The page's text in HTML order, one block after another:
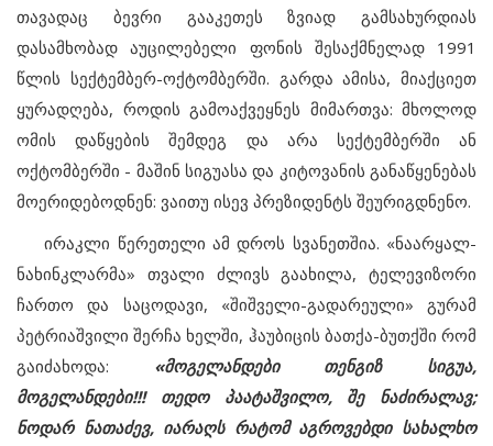
თავადაც ბევრი გააკეთეს ზვიად გამსახურდიას
დასამხობად აუცილებელი ფონის შესაქმნელად 1991
წლის სექტემბერ-ოქტომბერში. გარდა ამისა, მიაქციეთ
ყურადღება, როდის გამოაქვეყნეს მიმართვა: მხოლოდ
ომის დაწყების შემდეგ და არა სექტემბერში ან
ოქტომბერში - მაშინ სიგუასა და კიტოვანის განაწყენებას
მოერიდებოდნენ: ვაითუ ისევ პრეზიდენტს შეურიგდნენო.
ირაკლი წერეთელი ამ დროს სვანეთშია. «ნაარყალ-
ნახინკლარმა» თვალი ძლივს გაახილა, ტელევიზორი
ჩართო და საცოდავი, «შიშველი-გადარეული» გურამ
პეტრიაშვილი შერჩა ხელში, ჰაუბიცის ბათქა-ბუთქში რომ
გაიძახოდა: «მოგელანდები თენგიზ სიგუა,
მოგელანდები!!! თედო პაატაშვილო, შე ნაძირალავ;
ნოდარ ნათაძევ, იარაღს რატომ აგროვებდი სახალხო